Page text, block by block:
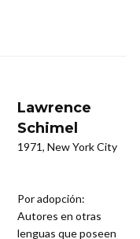
Lawrence
Schimel
1971, New York City
Por adopción:
Autores en otras
lenguas que poseen